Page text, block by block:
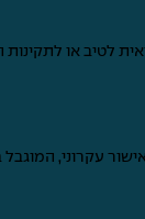
לטיב או
עקרוני,